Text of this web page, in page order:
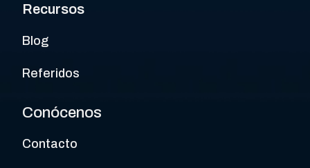
Recursos
Blog
Referidos
Conócenos
Contacto